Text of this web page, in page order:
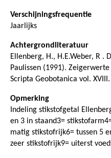
Verschijningsfrequentie
Jaarlijks
Achtergrondliteratuur
Ellenberg, H., H.E.Weber, R .
Paulissen (1991).
Scripta Geobotanica vol.
Opmerking
Indeling stikstofgetal
en 3 in staand3=
matig stikstofrijk6= tussen 5
zeer stikstofrijk9= uiterst